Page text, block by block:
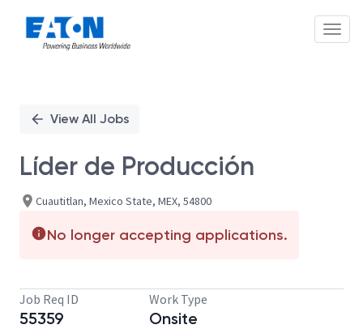
PositionView All Jobs
Líder de Producción
Cuautitlan, Mexico State, MEX, 54800
No longer accepting applications.
Job Req ID
55359
Work Type
Onsite